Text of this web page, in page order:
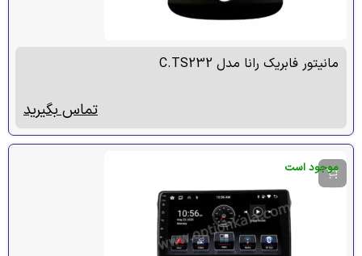
مانیتور فابریک رانا مدل C.TS232
تماس بگیرید
موجود است